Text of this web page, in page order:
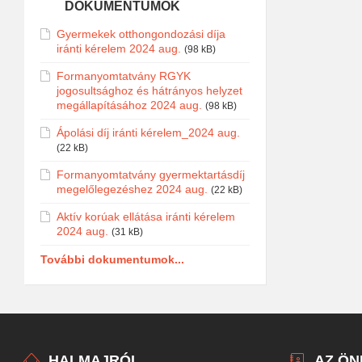
DOKUMENTUMOK
Gyermekek otthongondozási díja
iránti kérelem 2024 aug. (98 kB)
Formanyomtatvány RGYK
jogosultsághoz és hátrányos helyzet
megállapításához 2024 aug. (98 kB)
Ápolási díj iránti kérelem_2024 aug.
(22 kB)
Formanyomtatvány gyermektartásdíj
megelőlegezéshez 2024 aug. (22 kB)
Aktív korúak ellátása iránti kérelem
2024 aug. (31 kB)
További dokumentumok...